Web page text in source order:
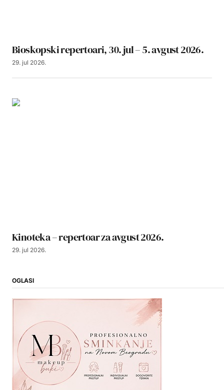
Bioskopski repertoari, 30. jul – 5. avgust 2026.
29. jul 2026.
Kinoteka – repertoar za avgust 2026.
29. jul 2026.
OGLASI